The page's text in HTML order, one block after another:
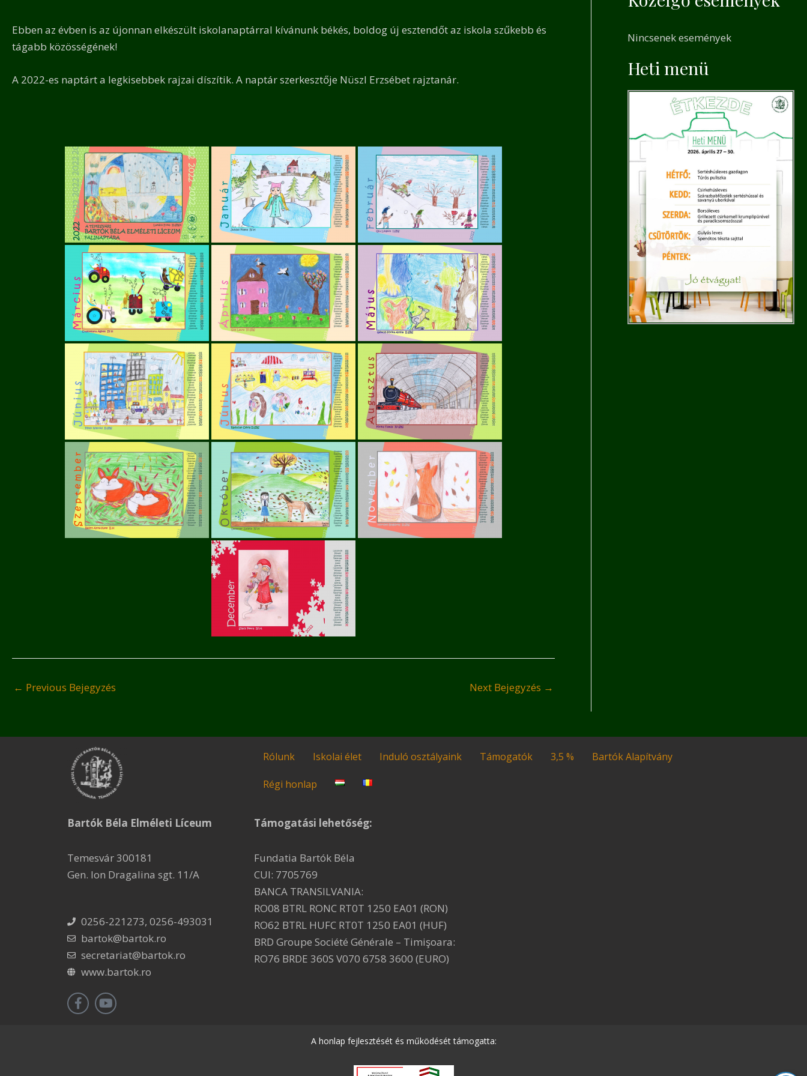
Ebben az évben is az újonnan elkészült iskolanaptárral kívánunk békés, boldog új esztendőt az iskola szűkebb és
tágabb közösségének!
A 2022-es naptárt a legkisebbek rajzai díszítik. A naptár szerkesztője Nüszl Erzsébet rajztanár.
← Previous Bejegyzés Next Bejegyzés →
c
h
Nincsenek események
Heti menü
Bartók Béla Elméleti Líceum
Temesvár 300181
Gen. Ion Dragalina sgt. 11/A
0256-221273, 0256-493031
bartok@bartok.ro
secretariat@bartok.ro
www.bartok.ro
Rólunk Iskolai élet Induló osztályaink Támogatók 3,5 % Bartók Alapítvány
Régi honlap
Támogatási lehetőség:
Fundatia Bartók Béla
CUI: 7705769
BANCA TRANSILVANIA:
RO08 BTRL RONC RT0T 1250 EA01 (RON)
RO62 BTRL HUFC RT0T 1250 EA01 (HUF)
BRD Groupe Société Générale – Timişoara:
RO76 BRDE 360S V070 6758 3600 (EURO)
A honlap fejlesztését és működését támogatta: